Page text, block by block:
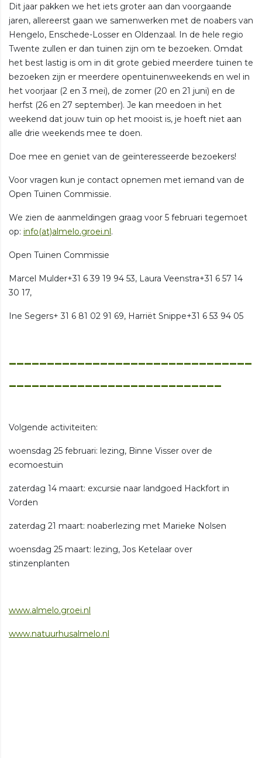
Dit jaar pakken we het iets groter aan dan voorgaande
jaren, allereerst gaan we samenwerken met de noabers van
Hengelo, Enschede-Losser en Oldenzaal. In de hele regio
Twente zullen er dan tuinen zijn om te bezoeken. Omdat
het best lastig is om in dit grote gebied meerdere tuinen te
bezoeken zijn er meerdere opentuinenweekends en wel in
het voorjaar (2 en 3 mei), de zomer (20 en 21 juni) en de
herfst (26 en 27 september). Je kan meedoen in het
weekend dat jouw tuin op het mooist is, je hoeft niet aan
alle drie weekends mee te doen.
Doe mee en geniet van de geïnteresseerde bezoekers!
Voor vragen kun je contact opnemen met iemand van de
Open Tuinen Commissie.
We zien de aanmeldingen graag voor 5 februari tegemoet
op: info(at)almelo.groei.nl.
Open Tuinen Commissie
Marcel Mulder+31 6 39 19 94 53, Laura Veenstra+31 6 57 14
30 17,
Ine Segers+ 31 6 81 02 91 69, Harriët Snippe+31 6 53 94 05
Volgende activiteiten:
woensdag 25 februari: lezing, Binne Visser over de
ecomoestuin
zaterdag 14 maart: excursie naar landgoed Hackfort in
Vorden
zaterdag 21 maart: noaberlezing met Marieke Nolsen
woensdag 25 maart: lezing, Jos Ketelaar over
stinzenplanten
www.almelo.groei.nl
www.natuurhusalmelo.nl